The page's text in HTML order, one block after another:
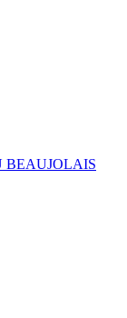
BEAUJOLAIS